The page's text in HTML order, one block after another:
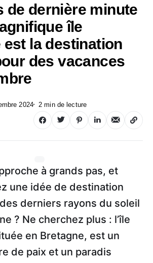
de dernière minute
île
est la destination
des vacances
2024 2 min de lecture
à grands pas, et
une idée de destination
derniers rayons du soleil
? Ne cherchez plus : l’île
en Bretagne, est un
de paix et un paradis